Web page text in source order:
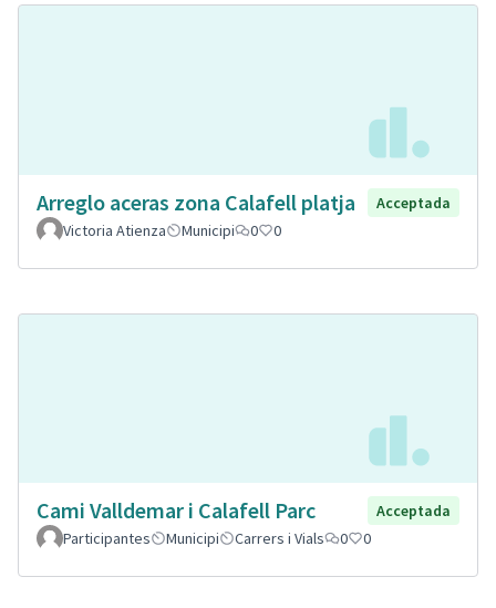
Arreglo aceras zona Calafell platja
Acceptada
Victoria Atienza
Municipi 0 0
Cami Valldemar i Calafell Parc
Acceptada
Participantes
Municipi Carrers i Vials 0 0